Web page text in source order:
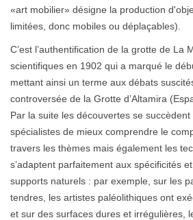
«art mobilier» désigne la production
limitées, donc mobiles ou déplaçables).
C’est l’authentification de la grotte de La
scientifiques en 1902 qui a marqué le
mettant ainsi un terme aux débats
controversée de la Grotte d’Altamira
Par la suite les découvertes se
spécialistes de mieux comprendre le
travers les thèmes mais également les
s’adaptent parfaitement aux spécificités
supports naturels : par exemple, sur les
tendres, les artistes paléolithiques ont
et sur des surfaces dures et irrégulières,